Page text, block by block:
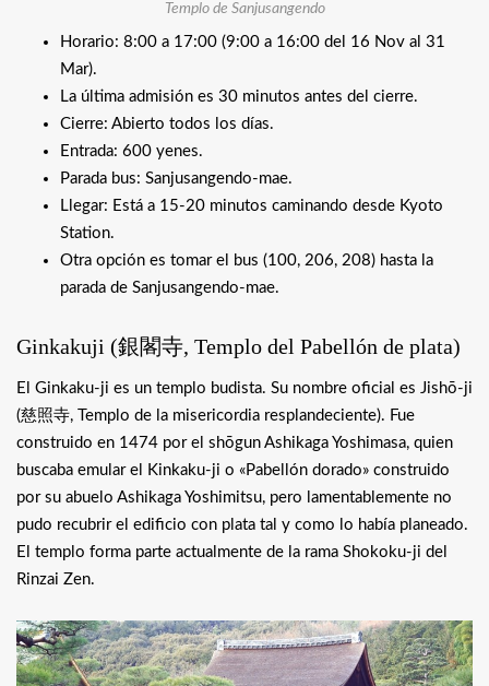
Templo de Sanjusangendo
Horario: 8:00 a 17:00 (9:00 a 16:00 del 16 Nov al 31
Mar).
La última admisión es 30 minutos antes del cierre.
Cierre: Abierto todos los días.
Entrada: 600 yenes.
Parada bus: Sanjusangendo-mae.
Llegar: Está a 15-20 minutos caminando desde Kyoto
Station.
Otra opción es tomar el bus (100, 206, 208) hasta la
parada de Sanjusangendo-mae.
Ginkakuji (銀閣寺, Templo del Pabellón de plata)
El Ginkaku-ji es un templo budista. Su nombre oficial es Jishō-ji
(慈照寺, Templo de la misericordia resplandeciente). Fue
construido en 1474 por el shōgun Ashikaga Yoshimasa, quien
buscaba emular el Kinkaku-ji o «Pabellón dorado» construido
por su abuelo Ashikaga Yoshimitsu, pero lamentablemente no
pudo recubrir el edificio con plata tal y como lo había planeado.
El templo forma parte actualmente de la rama Shokoku-ji del
Rinzai Zen.